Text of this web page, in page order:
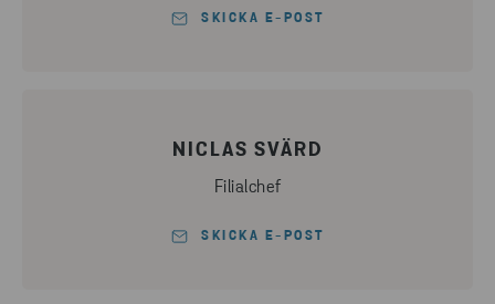
SKICKA E-POST
NICLAS SVÄRD
Filialchef
SKICKA E-POST